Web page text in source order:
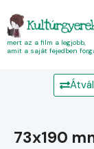
mert az a film a legjobb,
amit a saját fejedben
73x190